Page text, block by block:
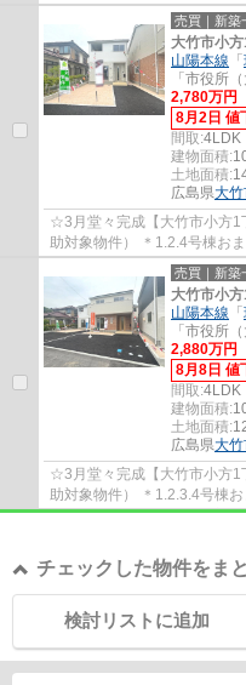
SLDK リビング16帖+畳コー
売買｜新築
大竹市小
山陽本線 「
「市役所
2,780万円
8月2日 値
間取:4LDK
建物面積:
土地面積:
広島県大
☆3月堂々完成【大竹市小方1
助対象物件） ＊1.2.4号棟お
売買｜新築
大竹市小
山陽本線 「
「市役所
2,880万円
8月8日 値
間取:4LDK
建物面積:
土地面積:
広島県大
☆3月堂々完成【大竹市小方1
助対象物件） ＊1.2.3.4号棟
800-271） オール電化
チェックした物件をま
検討リストに追加